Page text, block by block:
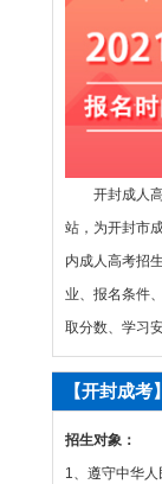
开封成人
站，为开封市
内成人高考招
业、报名条件
取分数、学习
【开封成
招生对象：
1、遵守中华人